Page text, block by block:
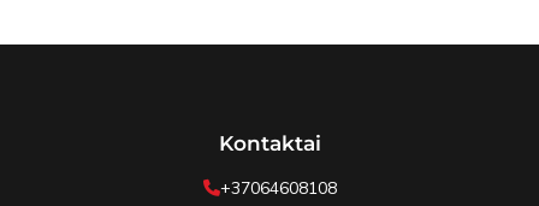
Kontaktai
+37064608108